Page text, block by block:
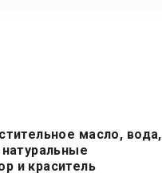
масло, вода,
и краситель